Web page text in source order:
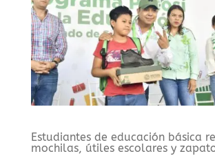
Estudiantes de educación básica
mochilas, útiles escolares y